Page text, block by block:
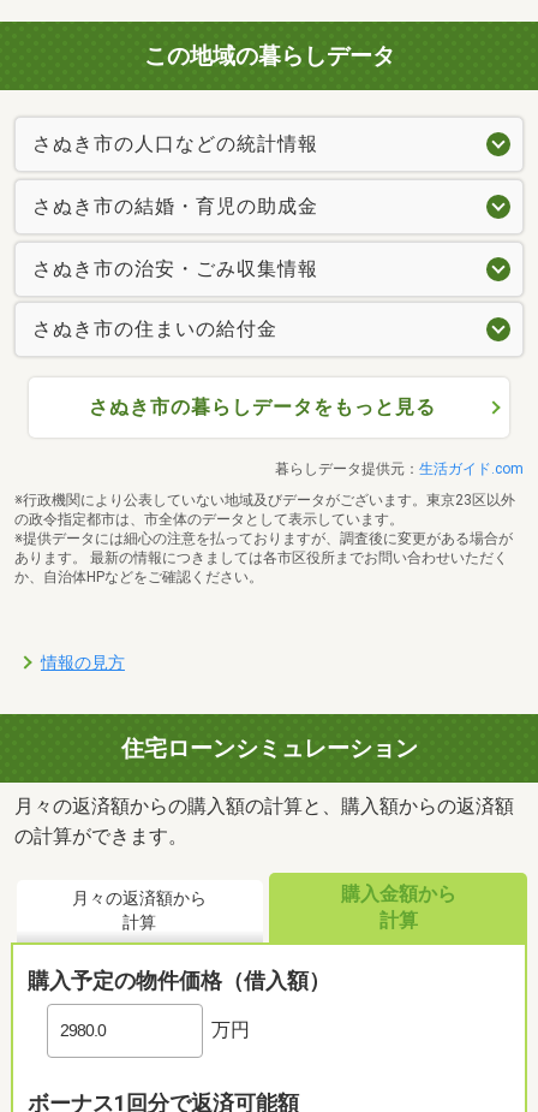
この地域の暮らしデータ
さぬき市の人口などの統計情報
さぬき市の結婚・育児の助成金
さぬき市の治安・ごみ収集情報
さぬき市の住まいの給付金
さぬき市の暮らしデータをもっと見る
暮らしデータ提供元： 生活ガイド.com
※行政機関により公表していない地域及びデータがございます。東京23区以外
の政令指定都市は、市全体のデータとして表示しています。
※提供データには細心の注意を払っておりますが、調査後に変更がある場合が
あります。 最新の情報につきましては各市区役所までお問い合わせいただく
か、自治体HPなどをご確認ください。
情報の見方
住宅ローンシミュレーション
月々の返済額からの購入額の計算と、購入額からの返済額
の計算ができます。
月々の返済額から
計算
購入金額から
計算
購入予定の物件価格（借入額）
万円
ボーナス1回分で返済可能額